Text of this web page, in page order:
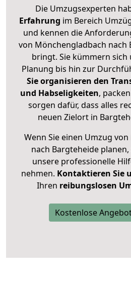
Die Umzugsexperten
Erfahrung im Bereich
und kennen die
von Mönchengladbach nach
bringt. Sie kümmern sich
Planung bis hin zur
Sie organisieren den
und Habseligkeiten,
sorgen dafür, dass alles
neuen Zielort in
Wenn Sie einen Umzug
nach Bargteheide
unsere professionelle
nehmen. Kontaktieren Sie
Ihren reibungslosen
Kostenlose